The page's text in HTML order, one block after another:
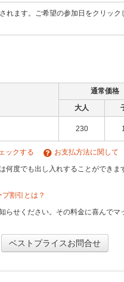
ます。ご希望の参加日をクリッ
通常価格
大人
230
ックする
お支払方法に関して
度でも出し入れすることができ
プ割引とは？
らせください。その料金に喜んで
ベストプライスお問合せ